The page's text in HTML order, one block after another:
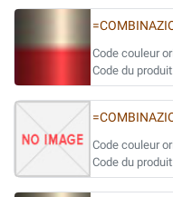
Code couleur
Code du
Code couleur
Code du